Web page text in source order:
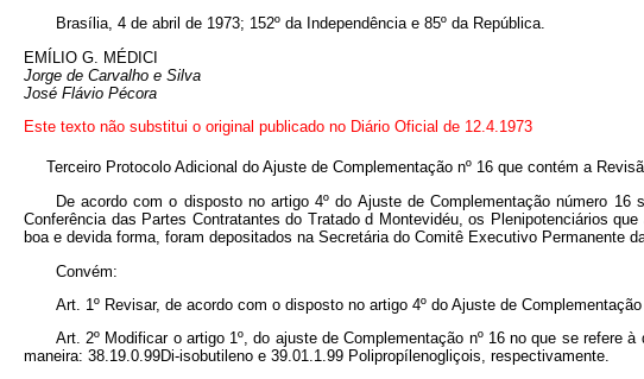
Brasília, 4 de abril de 1973; 152º da Independência e 85º da República.
EMÍLIO G. MÉDICI
Jorge de Carvalho e Silva
José Flávio Pécora
Este texto não substitui o original publicado no Diário Oficial de 12.4.1973
Terceiro Protocolo Adicional do Ajuste de Complementação nº 16 que contém a
De acordo com o disposto no artigo 4º do Ajuste de Complementação número
Conferência das Partes Contratantes do Tratado d Montevidéu, os Plenipotenciários
boa e devida forma, foram depositados na Secretária do Comitê Executivo Permanente
Convém:
Art. 1º Revisar, de acordo com o disposto no artigo 4º do Ajuste de
Art. 2º Modificar o artigo 1º, do ajuste de Complementação nº 16 no que se refere
maneira: 38.19.0.99Di-isobutileno e 39.01.1.99 Polipropílenogliçois, respectivamente.